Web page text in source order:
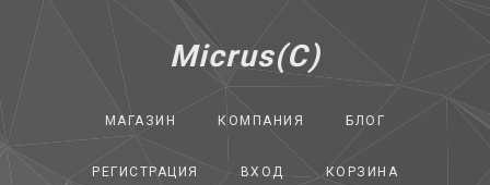
Micrus(C)
МАГАЗИН КОМПАНИЯ БЛОГ
РЕГИСТРАЦИЯ ВХОД КОРЗИНА